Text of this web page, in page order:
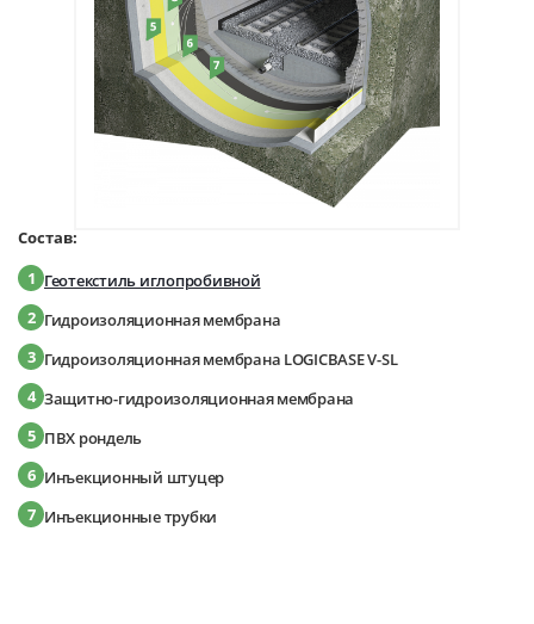
Состав:
1 Геотекстиль иглопробивной
2 Гидроизоляционная мембрана
3 Гидроизоляционная мембрана LOGICBASE V-SL
4 Защитно-гидроизоляционная мембрана
5 ПВХ рондель
6 Инъекционный штуцер
7 Инъекционные трубки